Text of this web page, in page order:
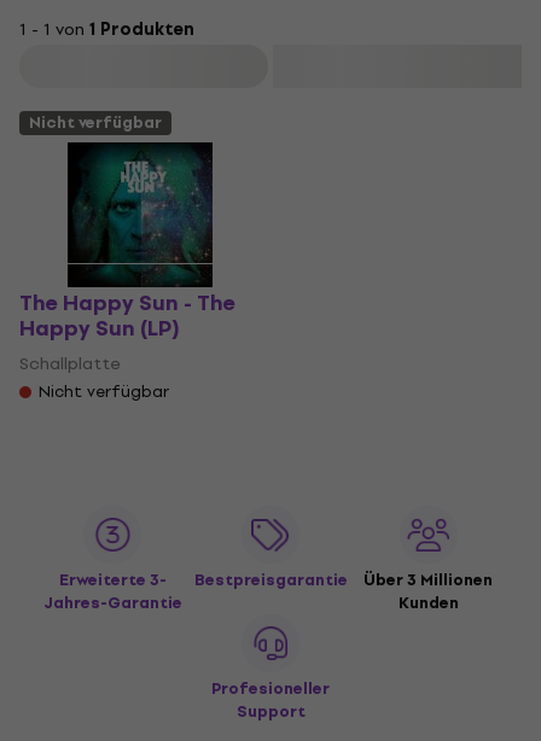
1 - 1 von 1 Produkten
Nicht verfügbar
The Happy Sun - The
Happy Sun (LP)
Schallplatte
Nicht verfügbar
Erweiterte 3-
Jahres-Garantie
Bestpreisgarantie
Über 3 Millionen
Kunden
Profesioneller
Support